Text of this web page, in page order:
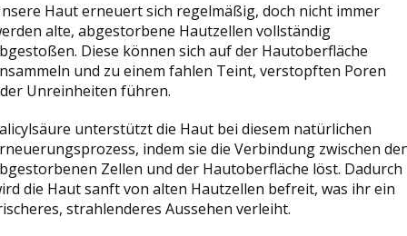
Haut erneuert sich regelmäßig, doch nicht immer
alte, abgestorbene Hautzellen vollständig
Diese können sich auf der Hautoberfläche
und zu einem fahlen Teint, verstopften Poren
Unreinheiten führen.
unterstützt die Haut bei diesem natürlichen
indem sie die Verbindung zwischen
Zellen und der Hautoberfläche löst. Dadurch
die Haut sanft von alten Hautzellen befreit, was ihr ein
strahlenderes Aussehen verleiht.